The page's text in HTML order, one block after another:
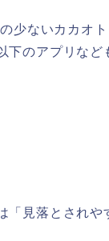
少ないカカオ
下のアプリなど
「見落とされや